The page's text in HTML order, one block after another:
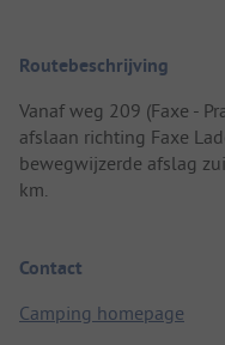
Routebeschrijving
Vanaf weg 209 (Faxe -
afslaan richting Faxe
bewegwijzerde afslag
km.
Contact
Camping homepage